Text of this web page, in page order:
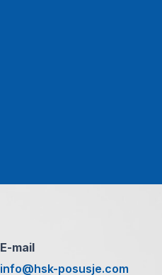
E-mail
info@hsk-posusje.com